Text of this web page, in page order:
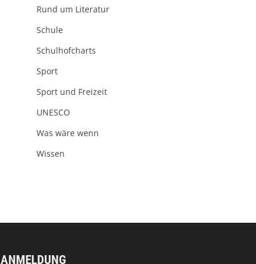
Rund um Literatur
Schule
Schulhofcharts
Sport
Sport und Freizeit
UNESCO
Was wäre wenn
Wissen
ANMELDUNG